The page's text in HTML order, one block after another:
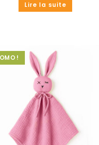
Lire la suite
!